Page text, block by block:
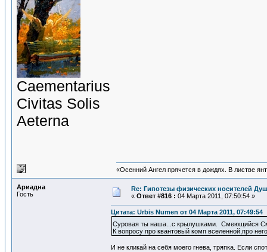
Сaementarius
Civitas Solis
Aeterna
«Осенний Ангел прячется в дождях. В листве
Ариадна
Гость
Re: Гипотезы физических носителей
« Ответ #816 : 04 Марта 2011, 07:50:54 »
Цитата: Urbis Numen от 04 Марта 2011, 07:49:54
Суровая ты наша...с крылушками. Смеющийся
К вопросу про квантовый комп вселенной,про
И не кликай на себя моего гнева, тряпка. Если